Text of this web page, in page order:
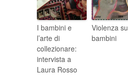
I bambini e
l’arte di
collezionare:
intervista a
Laura Rosso
Violenza
bambini